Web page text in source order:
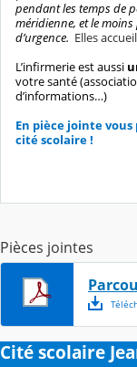
pendant les temps de
méridienne, et le
d’urgence. Elles
L’infirmerie est aussi
votre santé
d’informations…)
En pièce jointe
cité scolaire !
Pièces jointes
Cité scolaire